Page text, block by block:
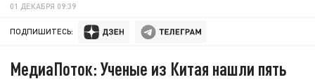
01 ДЕКАБРЯ 09:39
ПОДПИШИТЕСЬ:
МедиаПоток: Ученые из Китая нашли пять